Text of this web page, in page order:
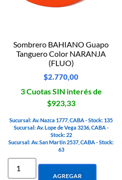
Sombrero BAHIANO Guapo
Tanguero Color NARANJA
(FLUO)
$2.770,00
3 Cuotas SIN interés de
$923,33
Sucursal: Av. Nazca 1777, CABA - Stock: 135
Sucursal: Av. Lope de Vega 3236, CABA -
Stock: 22
Sucursal: Av. San Martin 2537, CABA - Stock:
63
AGREGAR